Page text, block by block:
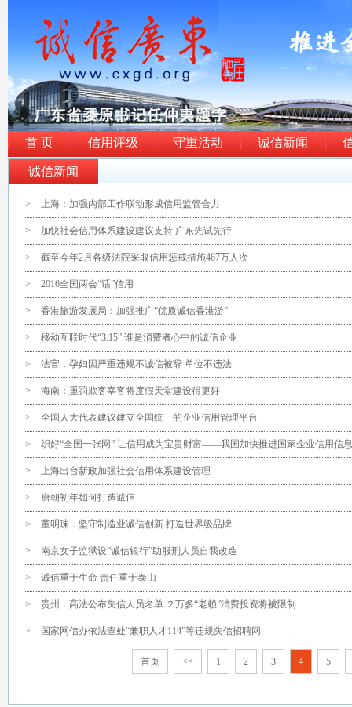
首 页 信用评级 守重活动 诚信新闻
诚信新闻
> 上海：加强内部工作联动形成信用监管合力
> 加快社会信用体系建设建议支持 广东先试先行
> 截至今年2月各级法院采取信用惩戒措施467万人次
> 2016全国两会“话”信用
> 香港旅游发展局：加强推广“优质诚信香港游”
> 移动互联时代“3.15” 谁是消费者心中的诚信企业
> 法官：孕妇因严重违规不诚信被辞 单位不违法
> 海南：重罚欺客宰客将度假天堂建设得更好
> 全国人大代表建议建立全国统一的企业信用管理平台
> 织好“全国一张网” 让信用成为宝贵财富——我国加快推进国家企业信用信
> 上海出台新政加强社会信用体系建设管理
> 唐朝初年如何打造诚信
> 董明珠：坚守制造业诚信创新 打造世界级品牌
> 南京女子监狱设“诚信银行”助服刑人员自我改造
> 诚信重于生命 责任重于泰山
> 贵州：高法公布失信人员名单 ２万多“老赖”消费投资将被限制
> 国家网信办依法查处“兼职人才114”等违规失信招聘网
首页 << 1 2 3 4 5